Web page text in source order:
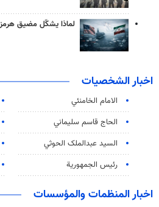
لماذا يشكّل مضيق هرمز
اخبار الشخصيات
الامام الخامنئي
الحاج قاسم سليماني
السید عبدالملک الحوثي
رئيس الجمهورية
اخبار المنظمات والمؤسسات